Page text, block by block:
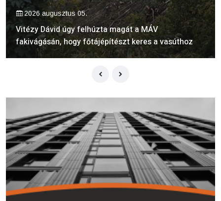
2026 augusztus 05.
Vitézy Dávid úgy felhúzta magát a MÁV
fakivágásán, hogy főtájépítészt keres a vasúthoz